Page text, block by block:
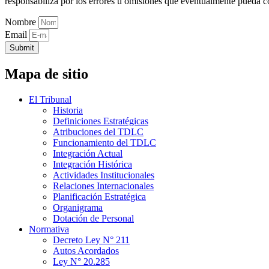
Nombre
Email
Submit
Mapa de sitio
El Tribunal
Historia
Definiciones Estratégicas
Atribuciones del TDLC
Funcionamiento del TDLC
Integración Actual
Integración Histórica
Actividades Institucionales
Relaciones Internacionales
Planificación Estratégica
Organigrama
Dotación de Personal
Normativa
Decreto Ley N° 211
Autos Acordados
Ley N° 20.285